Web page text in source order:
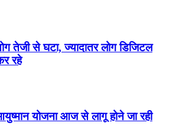
तेजी से घटा, ज्यादातर लोग डिजिटल
रहे
योजना आज से लागू होने जा रही